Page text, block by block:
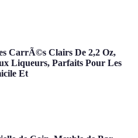
CarrÃ©s Clairs De 2,2 Oz,
Liqueurs, Parfaits Pour Les
Et